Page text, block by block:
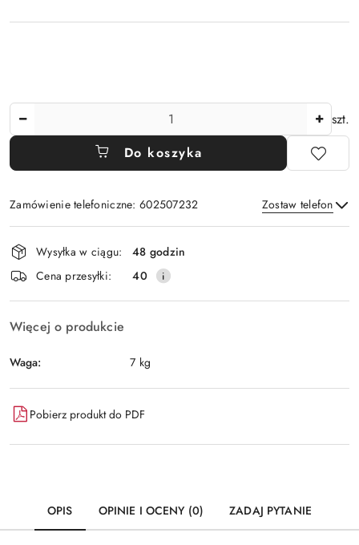
szt.
Do koszyka
Zamówienie telefoniczne: 602507232 Zostaw telefon
Wyślij
Dostępność
i
dostawa
Wysyłka w ciągu:
48 godzin
Cena przesyłki:
40
Więcej o produkcie
Waga: 7 kg
Pobierz produkt do PDF
OPIS OPINIE I OCENY (0) ZADAJ PYTANIE